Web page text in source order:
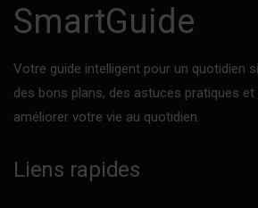
SmartGuide
Votre guide intelligent pour un quotidien
des bons plans, des astuces pratiques
améliorer votre vie au quotidien.
Liens rapides